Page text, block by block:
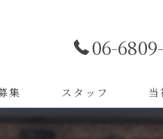
06-
集 スタッフ 当